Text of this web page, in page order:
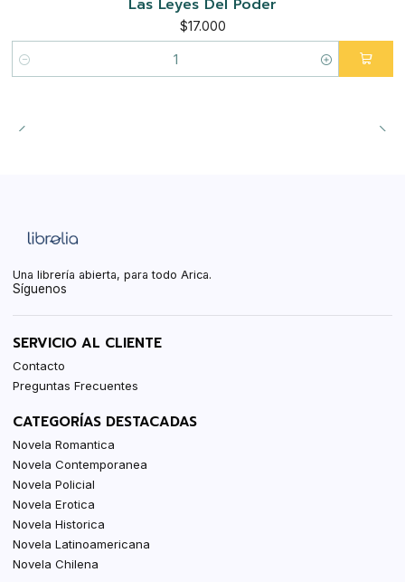
$17.000
Cantidad
Una librería abierta, para todo Arica.
Síguenos
SERVICIO AL CLIENTE
Contacto
Preguntas Frecuentes
CATEGORÍAS DESTACADAS
Novela Romantica
Novela Contemporanea
Novela Policial
Novela Erotica
Novela Historica
Novela Latinoamericana
Novela Chilena